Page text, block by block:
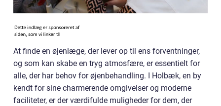
At finde en øjenlæge, der lever op til ens forventninger,
og som kan skabe en tryg atmosfære, er essentielt for
alle, der har behov for øjenbehandling. I Holbæk, en by
kendt for sine charmerende omgivelser og moderne
faciliteter, er der værdifulde muligheder for dem, der